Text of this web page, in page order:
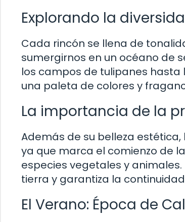
Explorando la
Cada rincón se llena de
sumergirnos en un océano de
los campos de tulipanes
una paleta de colores y
La importancia de la
Además de su belleza
ya que marca el comienzo de
especies vegetales y
tierra y garantiza la
El Verano: Época de